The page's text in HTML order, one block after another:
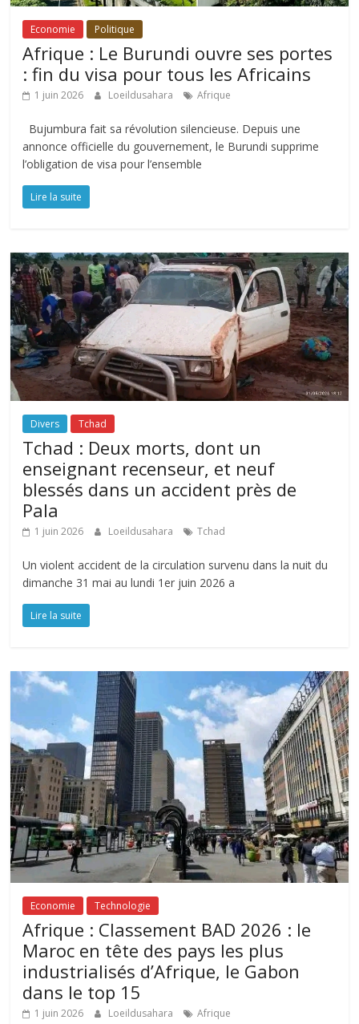
Economie Politique
Afrique : Le Burundi ouvre ses portes
: fin du visa pour tous les Africains
1 juin 2026 Loeildusahara Afrique
Bujumbura fait sa révolution silencieuse. Depuis une
annonce officielle du gouvernement, le Burundi supprime
l’obligation de visa pour l’ensemble
Lire la suite
Divers Tchad
Tchad : Deux morts, dont un
enseignant recenseur, et neuf
blessés dans un accident près de
Pala
1 juin 2026 Loeildusahara Tchad
Un violent accident de la circulation survenu dans la nuit du
dimanche 31 mai au lundi 1er juin 2026 a
Lire la suite
Economie Technologie
Afrique : Classement BAD 2026 : le
Maroc en tête des pays les plus
industrialisés d’Afrique, le Gabon
dans le top 15
1 juin 2026 Loeildusahara Afrique